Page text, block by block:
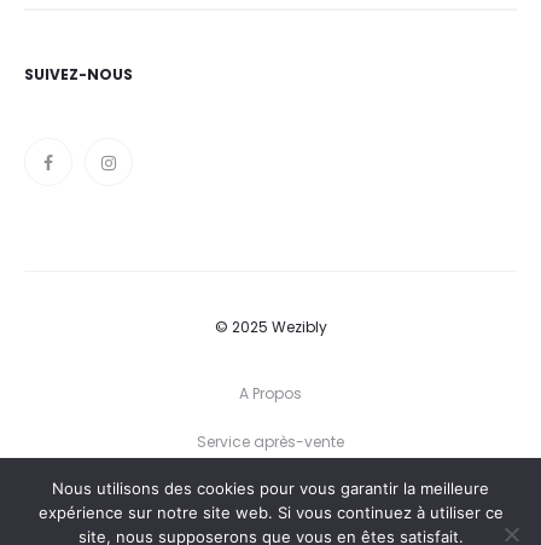
SUIVEZ-NOUS
© 2025 Wezibly
A Propos
Service après-vente
Conditions générales
Politique de confidentialité
Nous utilisons des cookies pour vous garantir la meilleure
expérience sur notre site web. Si vous continuez à utiliser ce
site, nous supposerons que vous en êtes satisfait.